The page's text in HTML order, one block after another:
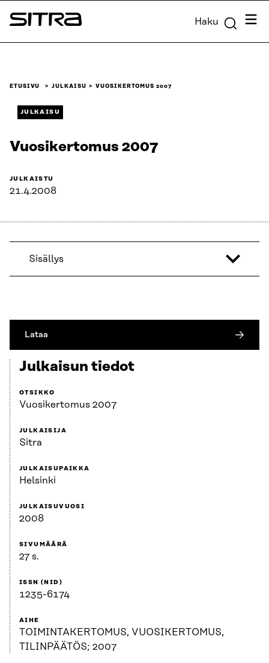
Siirry
suoraan
Sitra Haku
ETUSIVU JULKAISU VUOSIKERTOMUS 2007
JULKAISU
Vuosikertomus 2007
JULKAISTU
21.4.2008
Sisällys
Lataa
Julkaisun tiedot
OTSIKKO
Vuosikertomus 2007
JULKAISIJA
Sitra
JULKAISUPAIKKA
Helsinki
JULKAISUVUOSI
2008
SIVUMÄÄRÄ
27 s.
ISSN (NID)
1235-6174
AIHE
TOIMINTAKERTOMUS, VUOSIKERTOMUS,
TILINPÄÄTÖS; 2007